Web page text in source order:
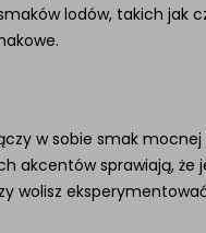
lodów, takich jak
w sobie smak
akcentów sprawiają, że
wolisz